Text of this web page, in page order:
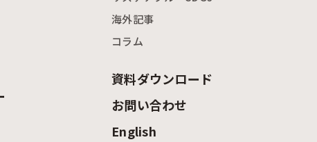
海外記事
コラム
資料ダウンロード
お問い合わせ
English